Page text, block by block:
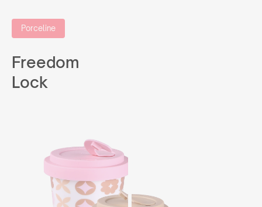
Porceline
Freedom
Lock